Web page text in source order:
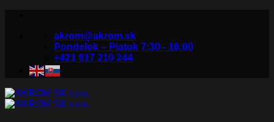
akrom@akrom.sk
Pondelok – Piatok 7:30 - 16:00
+421 917 210 244